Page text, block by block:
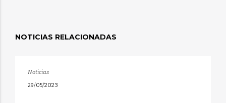
NOTICIAS RELACIONADAS
Noticias
29/05/2023